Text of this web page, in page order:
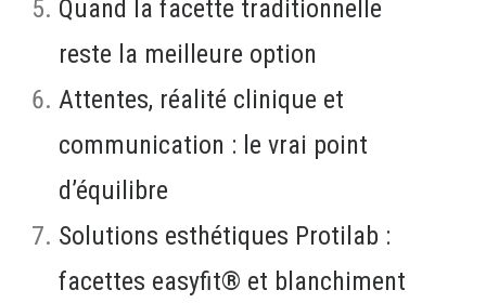
Quand la facette traditionnelle
reste la meilleure option
Attentes, réalité clinique et
communication : le vrai point
d’équilibre
Solutions esthétiques Protilab :
facettes easyfit® et blanchiment